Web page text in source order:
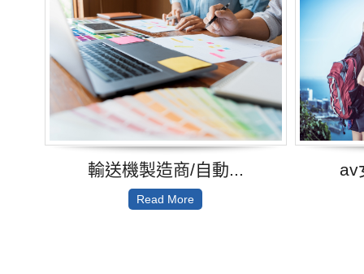
輸送機製造商/自動...
Read More
av